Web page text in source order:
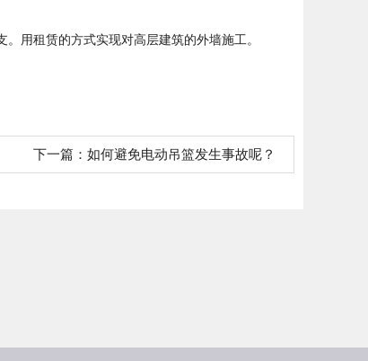
用租赁的方式实现对高层建筑的外墙施工。
下一篇： 如何避免电动吊篮发生事故呢？